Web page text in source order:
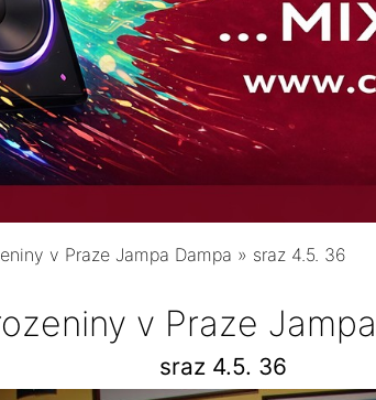
v Praze Jampa Dampa » sraz 4.5. 36
v Praze
sraz 4.5. 36